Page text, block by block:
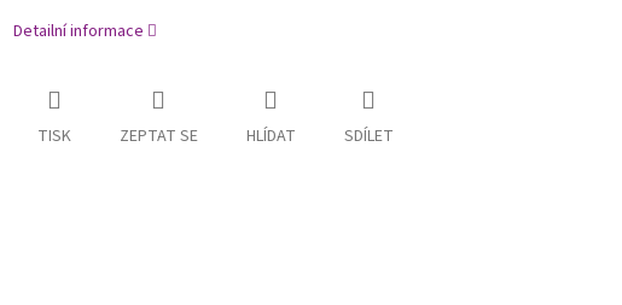
Detailní informace
TISK ZEPTAT SE HLÍDAT SDÍLET